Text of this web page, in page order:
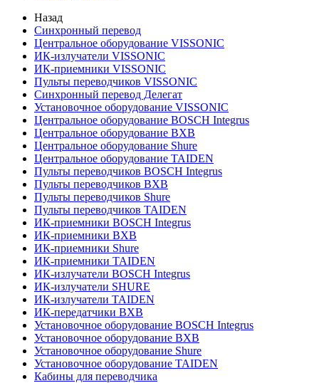
Назад
Синхронный перевод
Центральное оборудование VISSONIC
ИК-излучатели VISSONIC
ИК-приемники VISSONIC
Пульты переводчиков VISSONIC
Синхронный перевод Делегат
Установочное оборудование VISSONIC
Центральное оборудование BOSCH Integrus
Центральное оборудование BXB
Центральное оборудование Shure
Центральное оборудование TAIDEN
Пульты переводчиков BOSCH Integrus
Пульты переводчиков BXB
Пульты переводчиков Shure
Пульты переводчиков TAIDEN
ИК-приемники BOSCH Integrus
ИК-приемники BXB
ИК-приемники Shure
ИК-приемники TAIDEN
ИК-излучатели BOSCH Integrus
ИК-излучатели SHURE
ИК-излучатели TAIDEN
ИК-передатчики BXB
Установочное оборудование BOSCH Integrus
Установочное оборудование BXB
Установочное оборудование Shure
Установочное оборудование TAIDEN
Кабины для переводчика